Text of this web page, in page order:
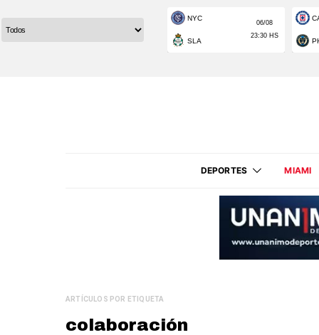
DEPORTES MIAMI
ARTÍCULOS POR ETIQUETA
colaboración